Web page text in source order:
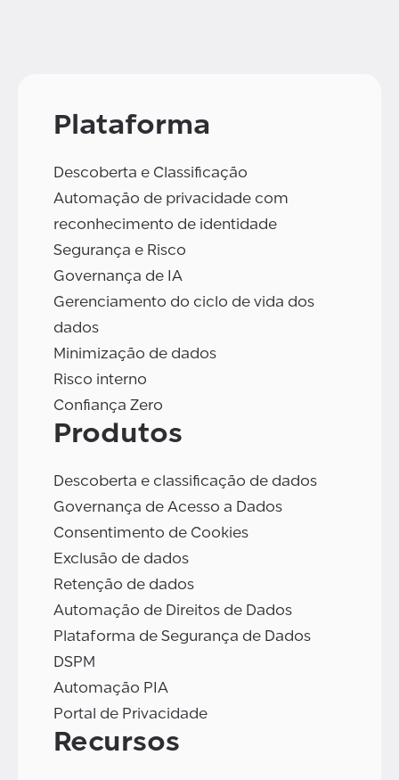
Plataforma
Descoberta e Classificação
Automação de privacidade com
reconhecimento de identidade
Segurança e Risco
Governança de IA
Gerenciamento do ciclo de vida dos
dados
Minimização de dados
Risco interno
Confiança Zero
Produtos
Descoberta e classificação de dados
Governança de Acesso a Dados
Consentimento de Cookies
Exclusão de dados
Retenção de dados
Automação de Direitos de Dados
Plataforma de Segurança de Dados
DSPM
Automação PIA
Portal de Privacidade
Recursos